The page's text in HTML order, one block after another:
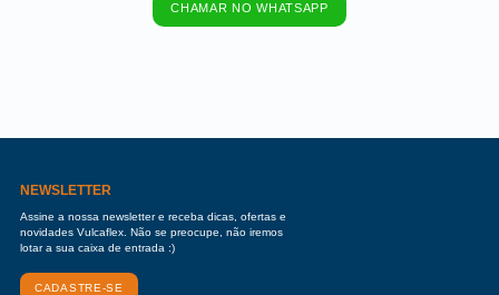
CHAMAR NO WHATSAPP
NEWSLETTER
Assine a nossa newsletter e receba dicas, ofertas e
novidades Vulcaflex. Não se preocupe, não iremos
lotar a sua caixa de entrada :)
CADASTRE-SE